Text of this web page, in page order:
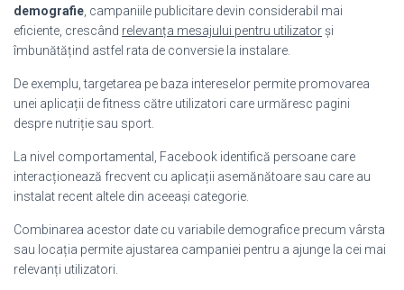
demografie, campaniile publicitare devin considerabil mai
eficiente, crescând relevanța mesajului pentru utilizatorși
îmbunătățind astfel rata de conversie la instalare.
De exemplu, targetarea pe baza intereselor permite promovarea
unei aplicații de fitness către utilizatori care urmăresc pagini
despre nutriție sau sport.
La nivel comportamental, Facebook identifică persoane care
interacționează frecvent cu aplicații asemănătoare sau care au
instalat recent altele din aceeași categorie.
Combinarea acestor date cu variabile demografice precum vârsta
sau locația permite ajustarea campaniei pentru a ajunge la cei mai
relevanți utilizatori.